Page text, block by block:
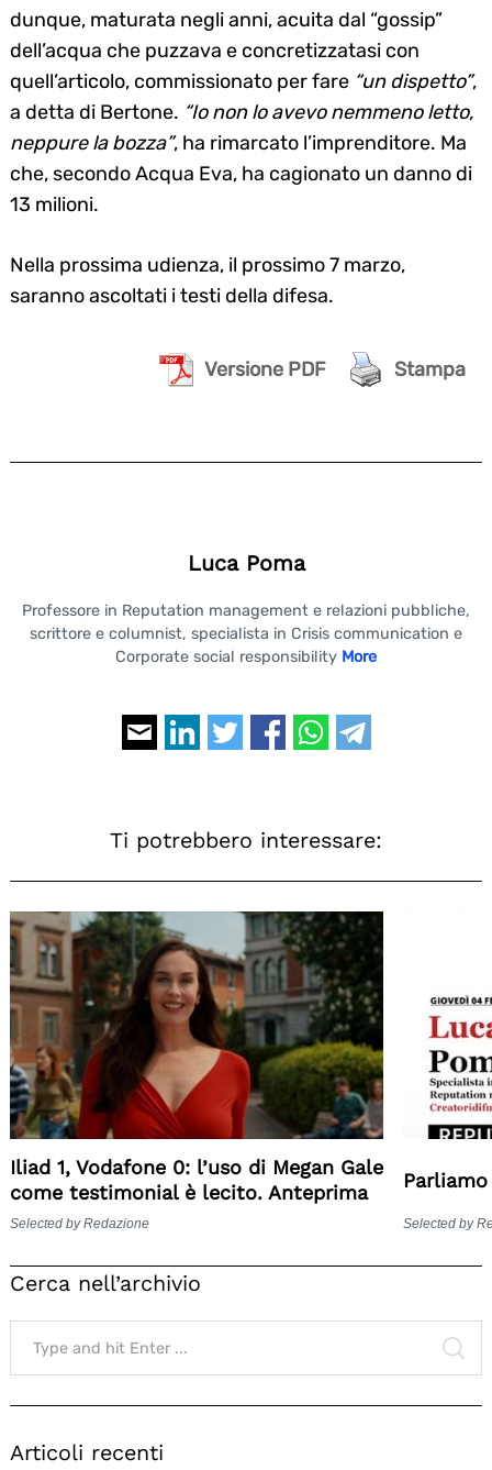
dunque, maturata negli anni, acuita dal “gossip”
dell’acqua che puzzava e concretizzatasi con
quell’articolo, commissionato per fare “un dispetto”,
a detta di Bertone. “Io non lo avevo nemmeno letto,
neppure la bozza”, ha rimarcato l’imprenditore. Ma
che, secondo Acqua Eva, ha cagionato un danno di
13 milioni.
Nella prossima udienza, il prossimo 7 marzo,
saranno ascoltati i testi della difesa.
Versione PDF Stampa
Luca Poma
Professore in Reputation management e relazioni pubbliche,
scrittore e columnist, specialista in Crisis communication e
Corporate social responsibility More
Ti potrebbero interessare:
Iliad 1, Vodafone 0: l’uso di Megan Gale
come testimonial è lecito. Anteprima
Selected by Redazione Selected by
Cerca nell’archivio
Search
for:
Articoli recenti